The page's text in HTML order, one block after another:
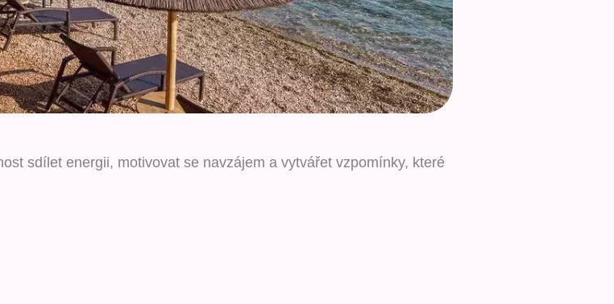
sdílet energii, motivovat se navzájem a vytvářet vzpomínky, které